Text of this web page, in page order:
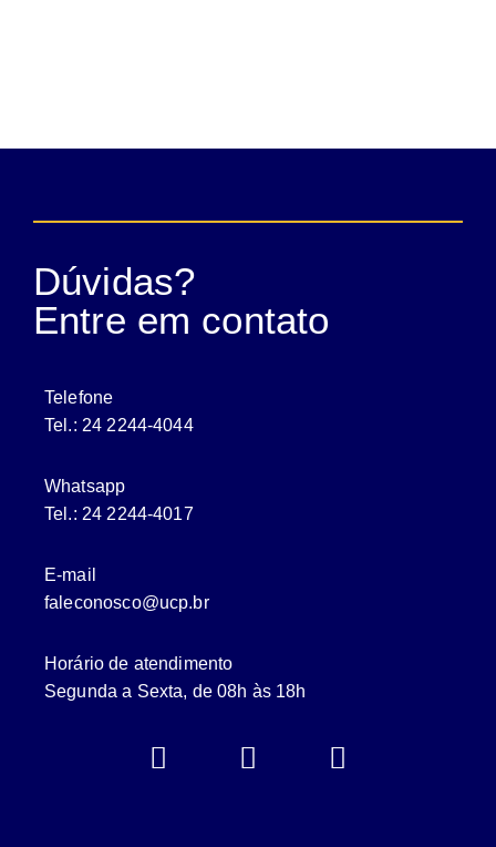
Dúvidas?
Entre em contato
Telefone
Tel.: 24 2244-4044
Whatsapp
Tel.: 24 2244-4017
E-mail
faleconosco@ucp.br
Horário de atendimento
Segunda a Sexta, de 08h às 18h